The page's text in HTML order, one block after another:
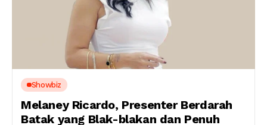
Showbiz
Melaney Ricardo, Presenter Berdarah
Batak yang Blak-blakan dan Penuh